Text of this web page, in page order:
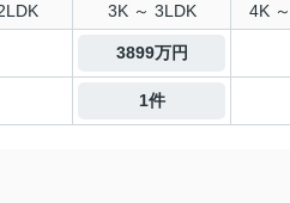
3K ～ 3LDK 4K
3899万円
1件